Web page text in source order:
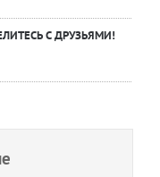
С ДРУЗЬЯМИ!